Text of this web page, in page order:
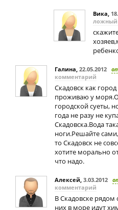
Вика,
ложный
Галина, 22.05.2012
комментарий
Скадовск как
проживаю у
городской суеты,
года не разу не
Скадовска.Вода
ноги.Решайте
то Скадовск не
хотите морально
что надо.
Алексей, 3.03.2012
комментарий
В Скадовске
них в море идут